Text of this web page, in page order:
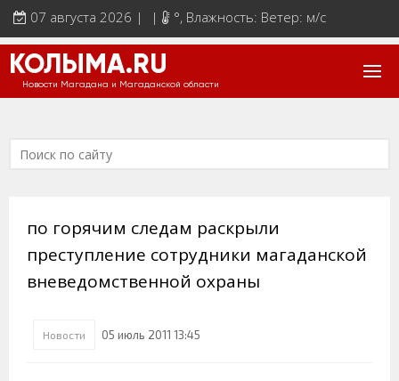
07 августа 2026 | | °, Влажность: Ветер: м/с
КОЛЫМА.RU
Новости Магадана и Магаданской области
по горячим следам раскрыли
преступление сотрудники магаданской
вневедомственной охраны
Новости 05 июль 2011 13:45